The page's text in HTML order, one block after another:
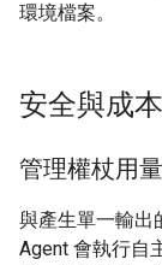
環境檔案。
安全與成
管理權杖用量
與產生單一輸出
Agent 會執行自